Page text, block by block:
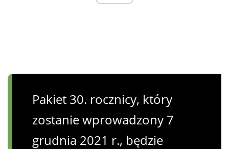
Pakiet 30. rocznicy, który
zostanie wprowadzony 7
grudnia 2021 r., będzie